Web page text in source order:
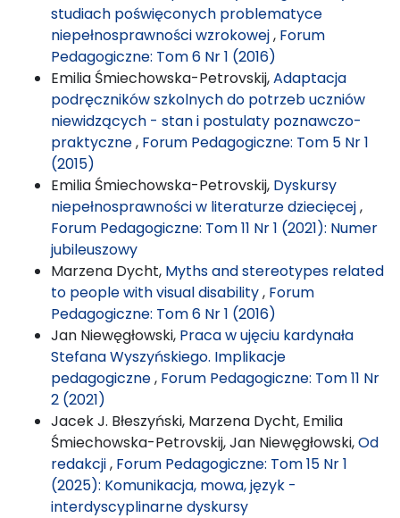
studiach poświęconych problematyce
niepełnosprawności wzrokowej, Forum
Pedagogiczne: Tom 6 Nr 1 (2016)
Emilia Śmiechowska-Petrovskij,Adaptacja
podręczników szkolnych do potrzeb uczniów
niewidzących - stan i postulaty poznawczo-
praktyczne, Forum Pedagogiczne: Tom 5 Nr 1
(2015)
Emilia Śmiechowska-Petrovskij, Dyskursy
niepełnosprawności w literaturze dziecięcej,
Forum Pedagogiczne: Tom 11 Nr 1 (2021): Numer
jubileuszowy
Marzena Dycht, Myths and stereotypes related
to people with visual disability, Forum
Pedagogiczne: Tom 6 Nr 1 (2016)
Jan Niewęgłowski, Praca w ujęciu kardynała
Stefana Wyszyńskiego. Implikacje
pedagogiczne, Forum Pedagogiczne: Tom 11 Nr
2 (2021)
Jacek J. Błeszyński, Marzena Dycht, Emilia
Śmiechowska-Petrovskij, Jan Niewęgłowski,Od
redakcji, Forum Pedagogiczne: Tom 15 Nr 1
(2025): Komunikacja, mowa, język -
interdyscyplinarne dyskursy